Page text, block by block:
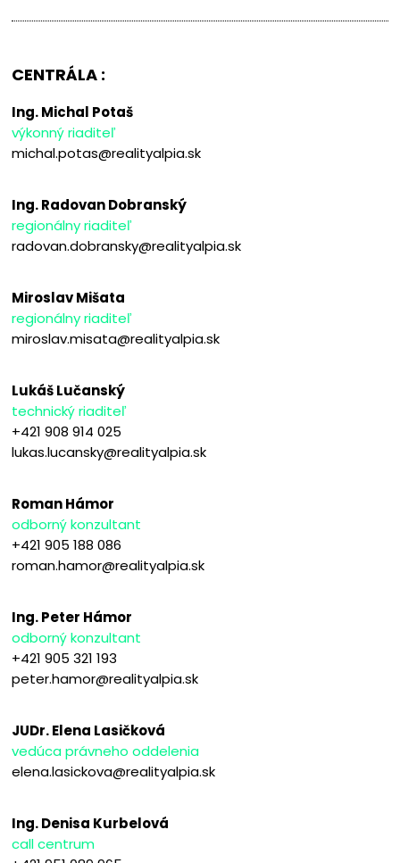
CENTRÁLA :
Ing. Michal Potaš
výkonný riaditeľ
michal.potas@realityalpia.sk
Ing. Radovan Dobranský
regionálny riaditeľ
radovan.dobransky@realityalpia.sk
Miroslav Mišata
regionálny riaditeľ
miroslav.misata@realityalpia.sk
Lukáš Lučanský
technický riaditeľ
+421 908 914 025
lukas.lucansky@realityalpia.sk
Roman Hámor
odborný konzultant
+421 905 188 086
roman.hamor@realityalpia.sk
Ing. Peter Hámor
odborný konzultant
+421 905 321 193
peter.hamor@realityalpia.sk
JUDr. Elena Lasičková
vedúca právneho oddelenia
elena.lasickova@realityalpia.sk
Ing. Denisa Kurbelová
call centrum